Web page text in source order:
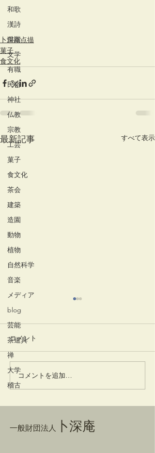
和歌
漢詩
俳諧
文学
有職
民俗
神社
仏教
宗教
工芸
菓子
食文化
茶会
建築
造園
動物
植物
自然科学
音楽
メディア
blog
芸能
茶道具
禅
大学
稽古
卜深庵点描
菓子
食文化
最新記事 すべて表示
竹蒔絵溜棗
コメント
コメントを追加…
一般財団法人 卜深庵